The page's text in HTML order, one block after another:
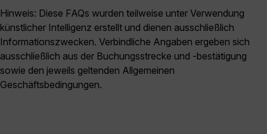
Hinweis: Diese FAQs wurden teilweise unter Verwendung
künstlicher Intelligenz erstellt und dienen ausschließlich
Informationszwecken. Verbindliche Angaben ergeben sich
ausschließlich aus der Buchungsstrecke und -bestätigung
sowie den jeweils geltenden Allgemeinen
Geschäftsbedingungen.